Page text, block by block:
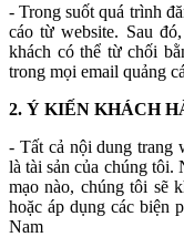
- Trong suốt quá trình
cáo từ website. Sau
khách có thể từ chối
trong mọi email quảng
2. Ý KIẾN KHÁCH
- Tất cả nội dung trang
là tài sản của chúng tôi.
mạo nào, chúng tôi sẽ
hoặc áp dụng các biện
Nam